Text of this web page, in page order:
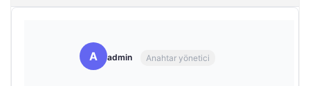
A admin Anahtar yönetici